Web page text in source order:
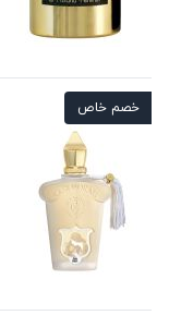
خصم خاص